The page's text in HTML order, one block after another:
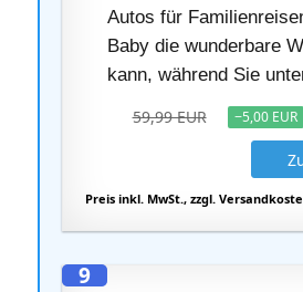
Autos für
Baby die wunderbare
kann, während Sie
59,99 EUR −5,00 EUR
Preis inkl. MwSt., zzgl.
9